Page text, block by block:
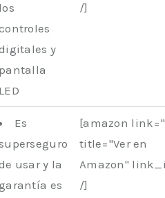
los
y
pantalla
LED
/]
Es
superseguro
usar y la
es
[amazon
title="Ver en
Amazon"
/]